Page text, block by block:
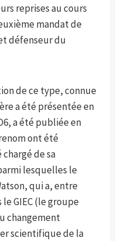
reprises au cours
mandat de
défenseur du
de ce type, connue
a été présentée en
a été publiée en
ont été
de sa
lesquelles le
qui a, entre
GIEC (le groupe
changement
scientifique de la